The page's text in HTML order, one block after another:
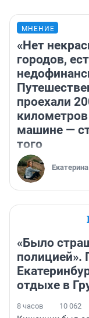
МНЕНИЕ
«Нет
городов,
проехали
километров
машине —
того
«Было
полицией».
отдыхе в
8 часов 10 062